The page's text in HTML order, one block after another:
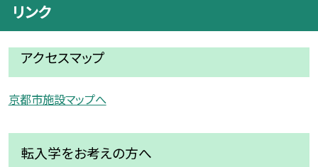
リンク
アクセスマップ
京都市施設マップへ
転入学をお考えの方へ